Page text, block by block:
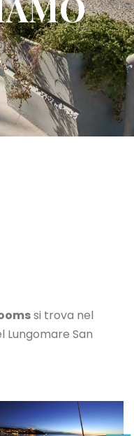
si trova nel
Lungomare San